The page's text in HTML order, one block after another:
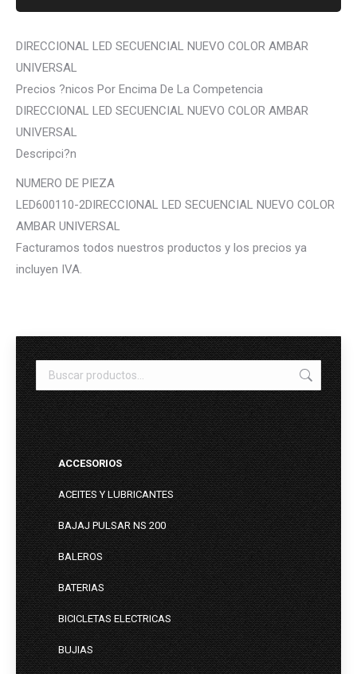
DIRECCIONAL LED SECUENCIAL NUEVO COLOR AMBAR
UNIVERSAL
Precios ?nicos Por Encima De La Competencia
DIRECCIONAL LED SECUENCIAL NUEVO COLOR AMBAR
UNIVERSAL
Descripci?n
NUMERO DE PIEZA
LED600110-2DIRECCIONAL LED SECUENCIAL NUEVO COLOR
AMBAR UNIVERSAL
Facturamos todos nuestros productos y los precios ya
incluyen IVA.
ACCESORIOS
ACEITES Y LUBRICANTES
BAJAJ PULSAR NS 200
BALEROS
BATERIAS
BICICLETAS ELECTRICAS
BUJIAS